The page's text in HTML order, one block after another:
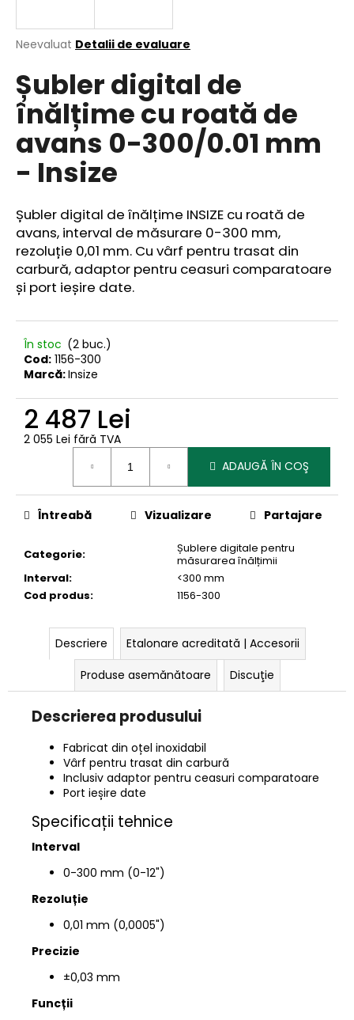
Evaluarea
a
produsului
este
din
5
stele.
Neevaluat Detalii de evaluare
Șubler digital de
înălțime cu roată de
avans 0-300/0.01 mm
- Insize
Șubler digital de înălțime INSIZE cu roată de
avans, interval de măsurare 0-300 mm,
rezoluție 0,01 mm. Cu vârf pentru trasat din
carbură, adaptor pentru ceasuri comparatoare
și port ieșire date.
În stoc (2 buc.)
Cod: 1156-300
Marcă:Insize
2 487 Lei
2 055 Lei fără TVA
ADAUGĂ ÎN COŞ
Categorie:
Șublere digitale pentru
măsurarea înălțimii
Interval:
<300 mm
Cod produs: 1156-300
Întreabă Vizualizare Partajare
Descriere
Etalonare acreditată | Accesorii
Produse asemănătoare
Discuţie
Descrierea produsului
Fabricat din oțel inoxidabil
Vârf pentru trasat din carbură
Inclusiv adaptor pentru ceasuri comparatoare
Port ieșire date
Specificații tehnice
Interval
0-300 mm (0-12")
Rezoluție
0,01 mm (0,0005")
Precizie
±0,03 mm
Funcții
ă
r
e
c
o
m
n
d
ă
m